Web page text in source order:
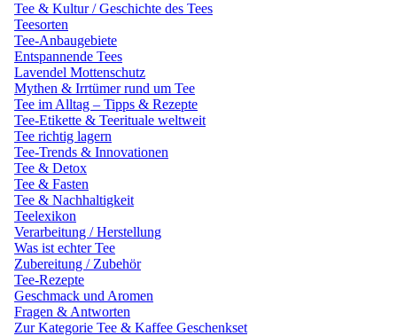
Tee & Kultur / Geschichte des Tees
Teesorten
Tee-Anbaugebiete
Entspannende Tees
Lavendel Mottenschutz
Mythen & Irrtümer rund um Tee
Tee im Alltag – Tipps & Rezepte
Tee-Etikette & Teerituale weltweit
Tee richtig lagern
Tee-Trends & Innovationen
Tee & Detox
Tee & Fasten
Tee & Nachhaltigkeit
Teelexikon
Verarbeitung / Herstellung
Was ist echter Tee
Zubereitung / Zubehör
Tee-Rezepte
Geschmack und Aromen
Fragen & Antworten
Zur Kategorie Tee & Kaffee Geschenkset